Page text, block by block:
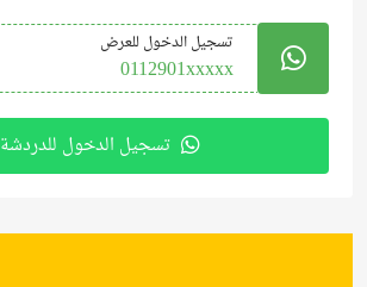
تسجيل الدخول للعرض
0112901xxxxx
تسجيل الدخول للدردشة